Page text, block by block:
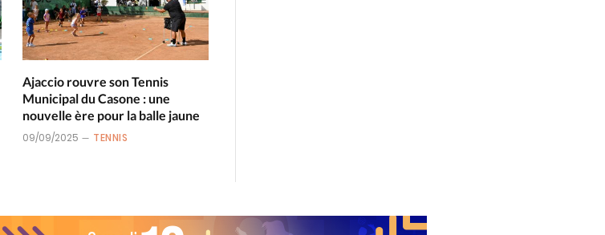
Ajaccio rouvre son Tennis
Municipal du Casone : une
nouvelle ère pour la balle jaune
09/09/2025 TENNIS